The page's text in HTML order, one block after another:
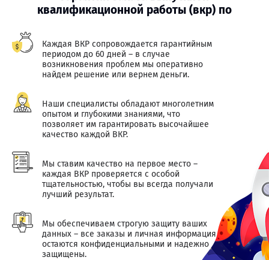
квалификационной работы (вкр) по
Каждая ВКР сопровождается гарантийным
периодом до 60 дней – в случае
возникновения проблем мы оперативно
найдем решение или вернем деньги.
Наши специалисты обладают многолетним
опытом и глубокими знаниями, что
позволяет им гарантировать высочайшее
качество каждой ВКР.
Мы ставим качество на первое место –
каждая ВКР проверяется с особой
тщательностью, чтобы вы всегда получали
лучший результат.
Мы обеспечиваем строгую защиту ваших
данных – все заказы и личная информация
остаются конфиденциальными и надежно
защищены.